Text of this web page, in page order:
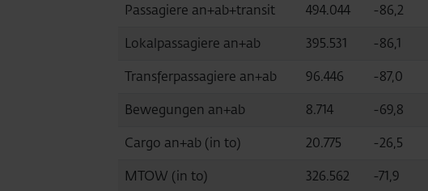
Passagiere an+ab+transit 494.044 -86,2
Lokalpassagiere an+ab
395.531 -86,1
Transferpassagiere an+ab
96.446 -87,0
Bewegungen an+ab
8.714 -69,8
Cargo an+ab (in to)
20.775 -26,5
MTOW (in to)
326.562 -71,9